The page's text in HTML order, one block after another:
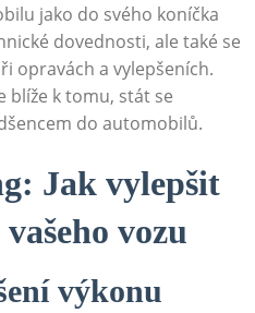
jako do svého koníčka
dovednosti, ale také se
opravách a vylepšeních.
blíže k tomu, stát se
do automobilů.
Jak vylepšit
vozu
výkonu